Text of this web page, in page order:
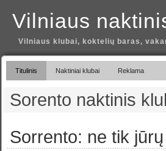
Vilniaus
Vilniaus klubai, koktelių baras,
Titulinis Naktiniai klubai Reklama
Sorento naktinis
Sorrento: ne tik jūrų